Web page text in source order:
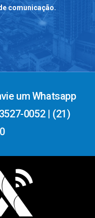
comunicação.
um Whatsapp
0052 | (21)